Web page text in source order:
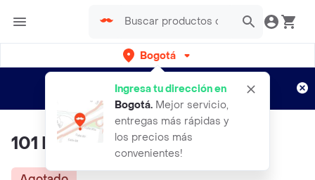
Bogotá
Ingresa tu dirección en
Bogotá. Mejor servicio,
entregas más rápidas y
los precios más
convenientes!
envíos gratis por semanas
Aplican TyC
101 Dinosaurios - Vv AA